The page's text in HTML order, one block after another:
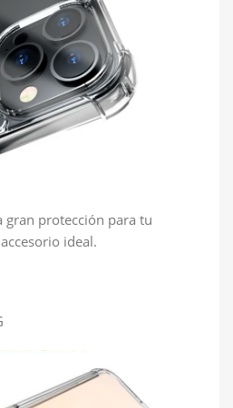
gran protección para tu
ideal.